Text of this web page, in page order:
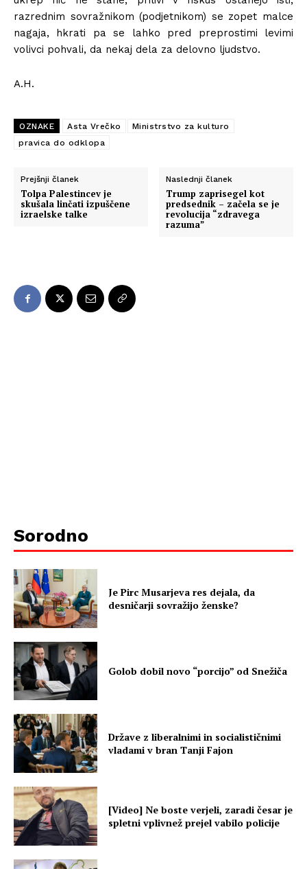
razrednim sovražnikom (podjetnikom) se zopet malce
nagaja, hkrati pa se lahko pred preprostimi levimi
volivci pohvali, da nekaj dela za delovno ljudstvo.
A.H.
OZNAKE Asta Vrečko
Ministrstvo za kulturo
pravica do odklopa
Prejšnji članek
Tolpa Palestincev je
skušala linčati izpuščene
izraelske talke
Naslednji članek
Trump zaprisegel kot
predsednik – začela se je
revolucija “zdravega
razuma”
Sorodno
Je Pirc Musarjeva res dejala, da
desničarji sovražijo ženske?
Golob dobil novo “porcijo” od Snežiča
Države z liberalnimi in socialističnimi
vladami v bran Tanji Fajon
[Video] Ne boste verjeli, zaradi česar je
spletni vplivnež prejel vabilo policije